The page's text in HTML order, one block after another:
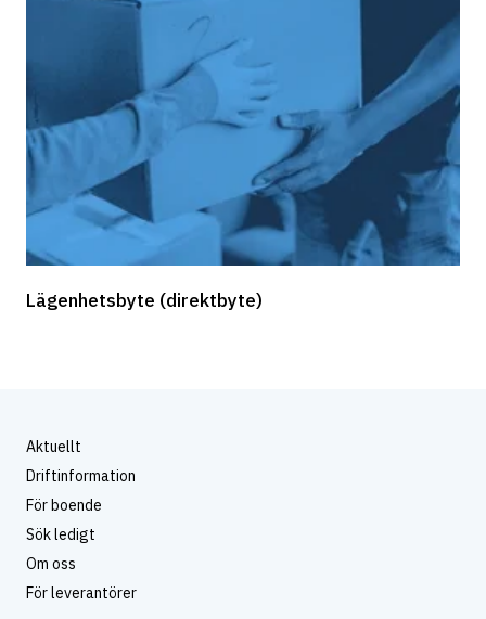
Lägenhetsbyte (direktbyte)
Aktuellt
Driftinformation
För boende
Sök ledigt
Om oss
För leverantörer